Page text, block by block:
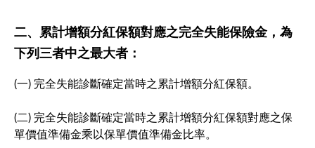
二、累計增額分紅保額對應之完全失能保險金，為
下列三者中之最大者：
(一) 完全失能診斷確定當時之累計增額分紅保額。
(二) 完全失能診斷確定當時之累計增額分紅保額對應之保
單價值準備金乘以保單價值準備金比率。